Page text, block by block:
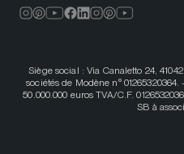
Siège social : Via Canaletto 24,
sociétés de Modène n°
50.000.000 euros TVA/C.F.
SB à